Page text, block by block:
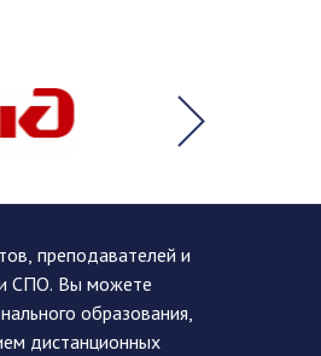
преподавателей и
и СПО. Вы можете
образования,
дистанционных